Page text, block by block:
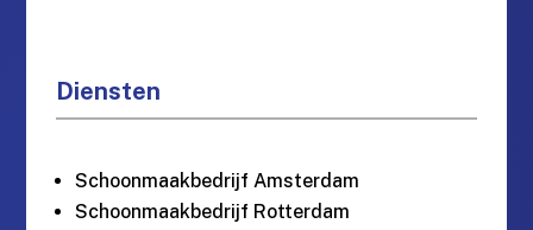
Diensten
Schoonmaakbedrijf Amsterdam
Schoonmaakbedrijf Rotterdam